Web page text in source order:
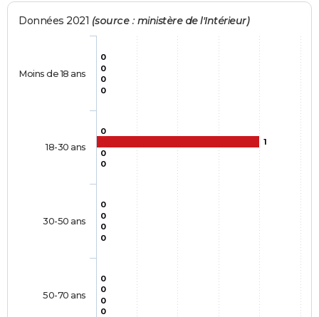
Données 2021 (source : ministère de l'Intérieur)
0
0
0
0
0
1
0
0
0
0
0
0
0
0
0
0
Moins de 18 ans
18-30 ans
30-50 ans
50-70 ans